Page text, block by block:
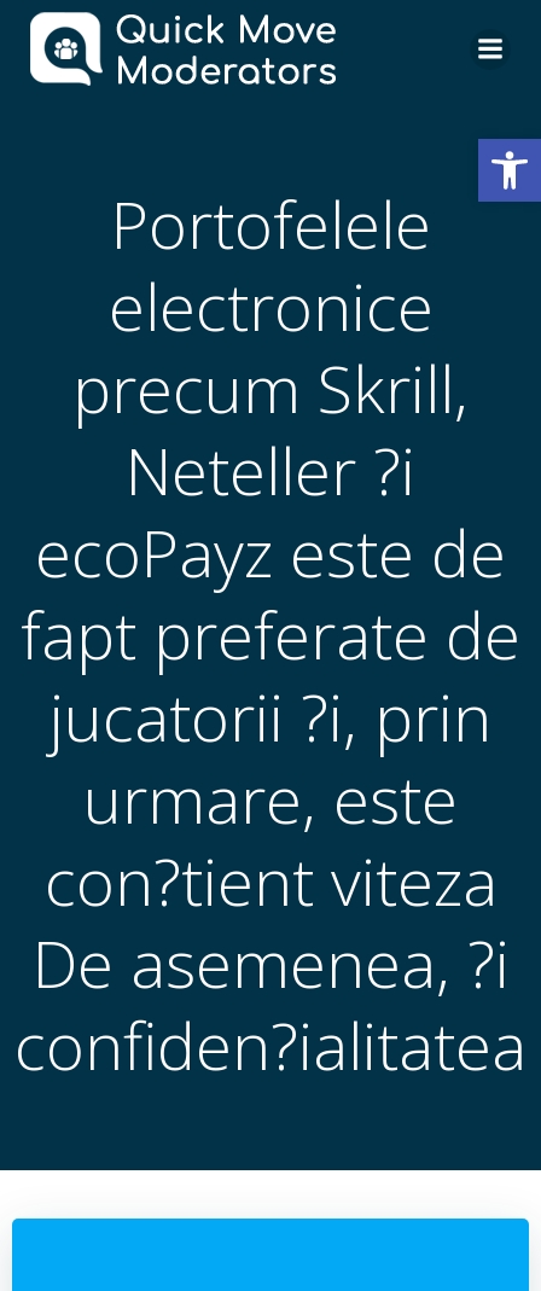
to
content
Portofelele
electronice
precum Skrill,
Neteller ?i
ecoPayz este de
fapt preferate de
jucatorii ?i, prin
urmare, este
con?tient viteza
De asemenea, ?i
confiden?ialitatea